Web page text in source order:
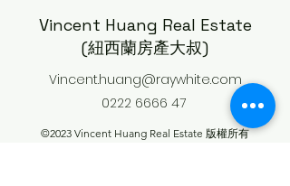
Vincent Huang Real Estate
(紐西蘭房產大叔)
Vincent.huang@raywhite.com
0222 6666 47
©2023 Vincent Huang Real Estate 版權所有